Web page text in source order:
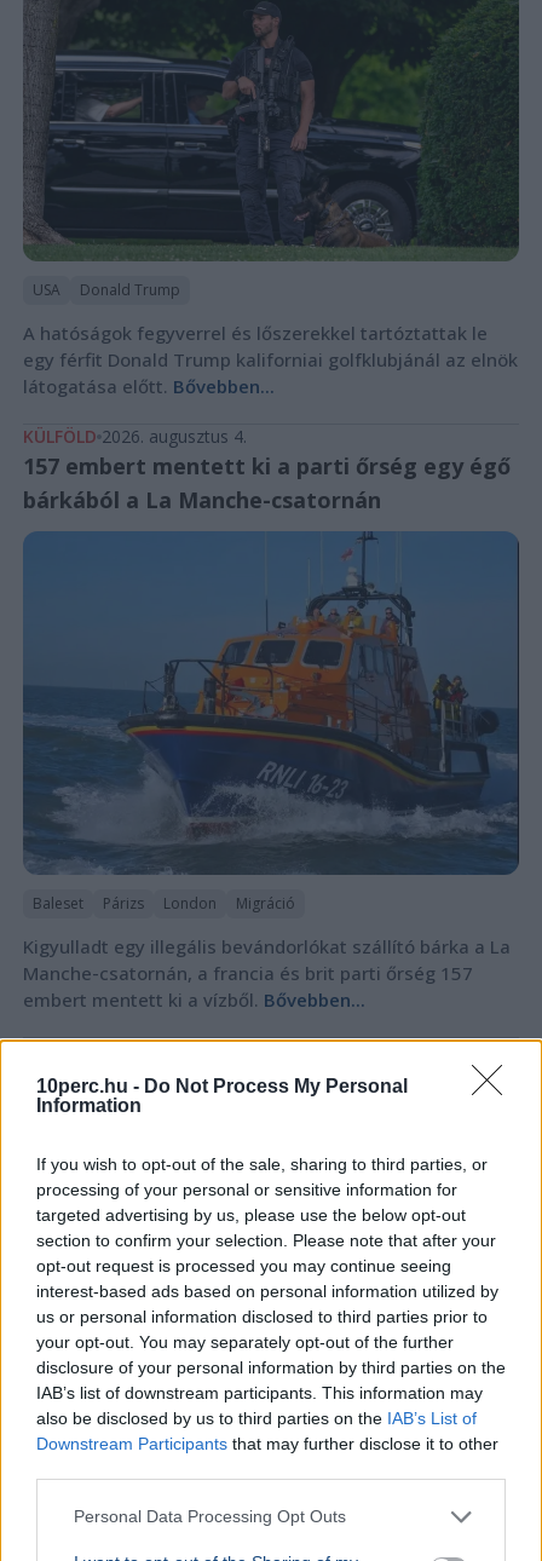
10perc.hu - Do Not Process My Personal
Information
If you wish to opt-out of the sale, sharing to third parties, or
processing of your personal or sensitive information for
targeted advertising by us, please use the below opt-out
section to confirm your selection. Please note that after your
opt-out request is processed you may continue seeing
interest-based ads based on personal information utilized by
us or personal information disclosed to third parties prior to
your opt-out. You may separately opt-out of the further
disclosure of your personal information by third parties on the
IAB’s list of downstream participants. This information may
also be disclosed by us to third parties on the IAB’s List of
Downstream Participants that may further disclose it to other
Personal Data Processing Opt Outs
USA Donald Trump
A hatóságok fegyverrel és lőszerekkel tartóztattak le
egy férfit Donald Trump kaliforniai golfklubjánál az elnök
látogatása előtt. Bővebben...
KÜLFÖLD 2026. augusztus 4.
157 embert mentett ki a parti őrség egy égő
bárkából a La Manche-csatornán
Baleset Párizs London Migráció
Kigyulladt egy illegális bevándorlókat szállító bárka a La
Manche-csatornán, a francia és brit parti őrség 157
embert mentett ki a vízből. Bővebben...
Németország
KÜLFÖLD
GAZDASÁG
A bajor
Markus